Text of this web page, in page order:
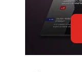
Ниши и рынки
Технологии и тренды